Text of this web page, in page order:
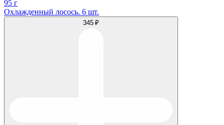
95 г
Охлажденный лосось. 6 шт.
345 ₽